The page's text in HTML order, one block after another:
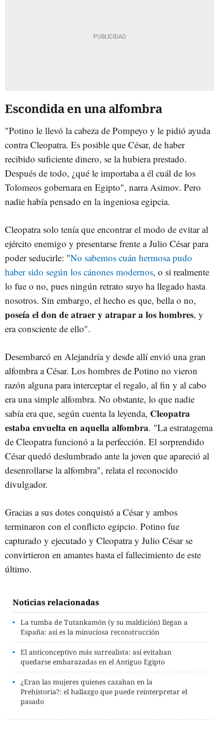
Escondida en una alfombra
"Potino le llevó la cabeza de Pompeyo y le pidió ayuda
contra Cleopatra. Es posible que César, de haber
recibido suficiente dinero, se la hubiera prestado.
Después de todo, ¿qué le importaba a él cuál de los
Tolomeos gobernara en Egipto", narra Asimov. Pero
nadie había pensado en la ingeniosa egipcia.
Cleopatra solo tenía que encontrar el modo de evitar al
ejército enemigo y presentarse frente a Julio César para
poder seducirle: "No sabemos cuán hermosa pudo
haber sido según los cánones modernos, o si realmente
lo fue o no, pues ningún retrato suyo ha llegado hasta
nosotros. Sin embargo, el hecho es que, bella o no,
poseía el don de atraer y atrapar a los hombres, y
era consciente de ello".
Desembarcó en Alejandría y desde allí envió una gran
alfombra a César. Los hombres de Potino no vieron
razón alguna para interceptar el regalo, al fin y al cabo
era una simple alfombra. No obstante, lo que nadie
sabía era que, según cuenta la leyenda, Cleopatra
estaba envuelta en aquella alfombra. "La estratagema
de Cleopatra funcionó a la perfección. El sorprendido
César quedó deslumbrado ante la joven que apareció al
desenrollarse la alfombra", relata el reconocido
divulgador.
Gracias a sus dotes conquistó a César y ambos
terminaron con el conflicto egipcio. Potino fue
capturado y ejecutado y Cleopatra y Julio César se
convirtieron en amantes hasta el fallecimiento de este
último.
Noticias relacionadas
La tumba de Tutankamón (y su maldición) llegan a
España: así es la minuciosa reconstrucción
El anticonceptivo más surrealista: así evitaban
quedarse embarazadas en el Antiguo Egipto
¿Eran las mujeres quienes cazaban en la
Prehistoria?: el hallazgo que puede reinterpretar el
pasado